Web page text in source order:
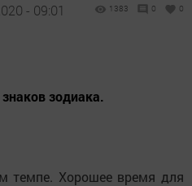
- 09:01 1383 0 0
зодиака.
темпе. Хорошее время для